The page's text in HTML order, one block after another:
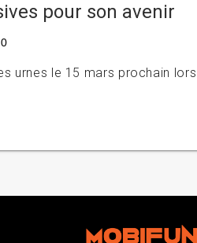
pour son avenir
0
urnes le 15 mars prochain